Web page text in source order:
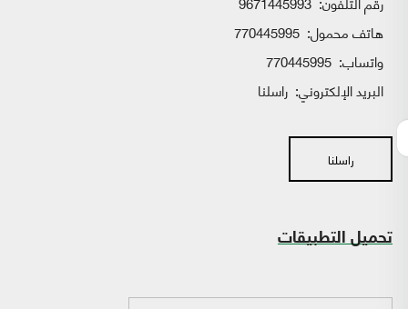
هاتف محمول: 770445995
واتساب:
البريد الإلكتروني: راسلنا
راسلنا
تحميل التطبيقات